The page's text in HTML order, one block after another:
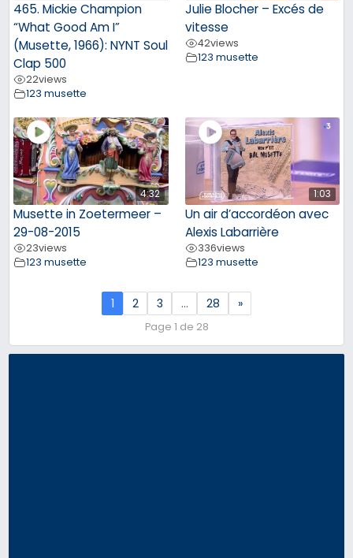
465. Mickie Champion
“What Good Am I”
(Musette, 1966): NYNT Soul
Clap 500
22views
123 musette
Julie Blocher – Excés de
vitesse
42views
123 musette
4:32
Musette in Zoetermeer –
29-08-2015
23views
123 musette
1:03
Un air d’accordéon avec
Alexis Labarrière
336views
123 musette
1 2 3 … 28 »
Page 1 de 28